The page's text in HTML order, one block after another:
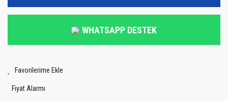
WHATSAPP DESTEK
Fiyat Alarmı